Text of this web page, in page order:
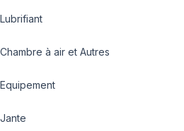
Lubrifiant
Chambre à air et Autres
Equipement
Jante